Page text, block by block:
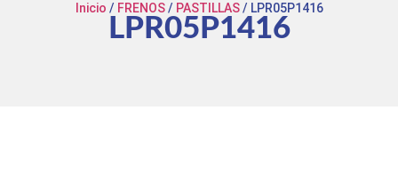
Inicio / FRENOS/ PASTILLAS/ LPR05P1416
LPR05P1416